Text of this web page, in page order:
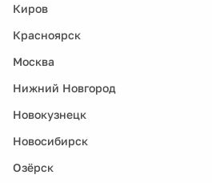
Киров
Красноярск
Москва
Нижний Новгород
Новокузнецк
Новосибирск
Озёрск